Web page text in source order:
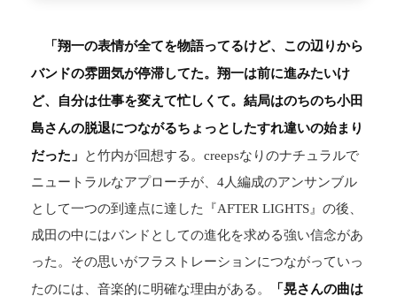
「翔一の表情が全てを物語ってるけど、この辺りから
バンドの雰囲気が停滞してた。翔一は前に進みたいけ
ど、自分は仕事を変えて忙しくて。結局はのちのち小田
島さんの脱退につながるちょっとしたすれ違いの始まり
だった」
と竹内が回想する。creepsなりのナチュラルで
ニュートラルなアプローチが、4人編成のアンサンブル
として一つの到達点に達した『AFTER LIGHTS』の後、
成田の中にはバンドとしての進化を求める強い信念があ
った。その思いがフラストレーションにつながっていっ
たのには、音楽的に明確な理由がある。
「晃さんの曲は